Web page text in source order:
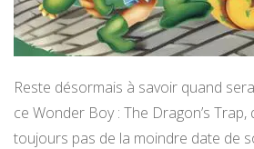
Reste désormais à savoir quand
ce Wonder Boy : The Dragon’s Trap,
toujours pas de la moindre date de